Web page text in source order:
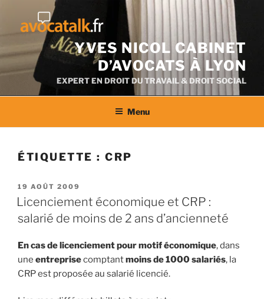
contenu
YVES NICOL CABINET
D’AVOCATS À LYON
EXPERT EN DROIT DU TRAVAIL & DROIT SOCIAL
Menu
ÉTIQUETTE :CRP
PUBLIÉ
LE
19 AOÛT 2009
Licenciement économique et CRP :
salarié de moins de 2 ans d’ancienneté
En cas de licenciement pour motif économique, dans
une entreprisecomptantmoins de 1000 salariés, la
CRP est proposée au salarié licencié.